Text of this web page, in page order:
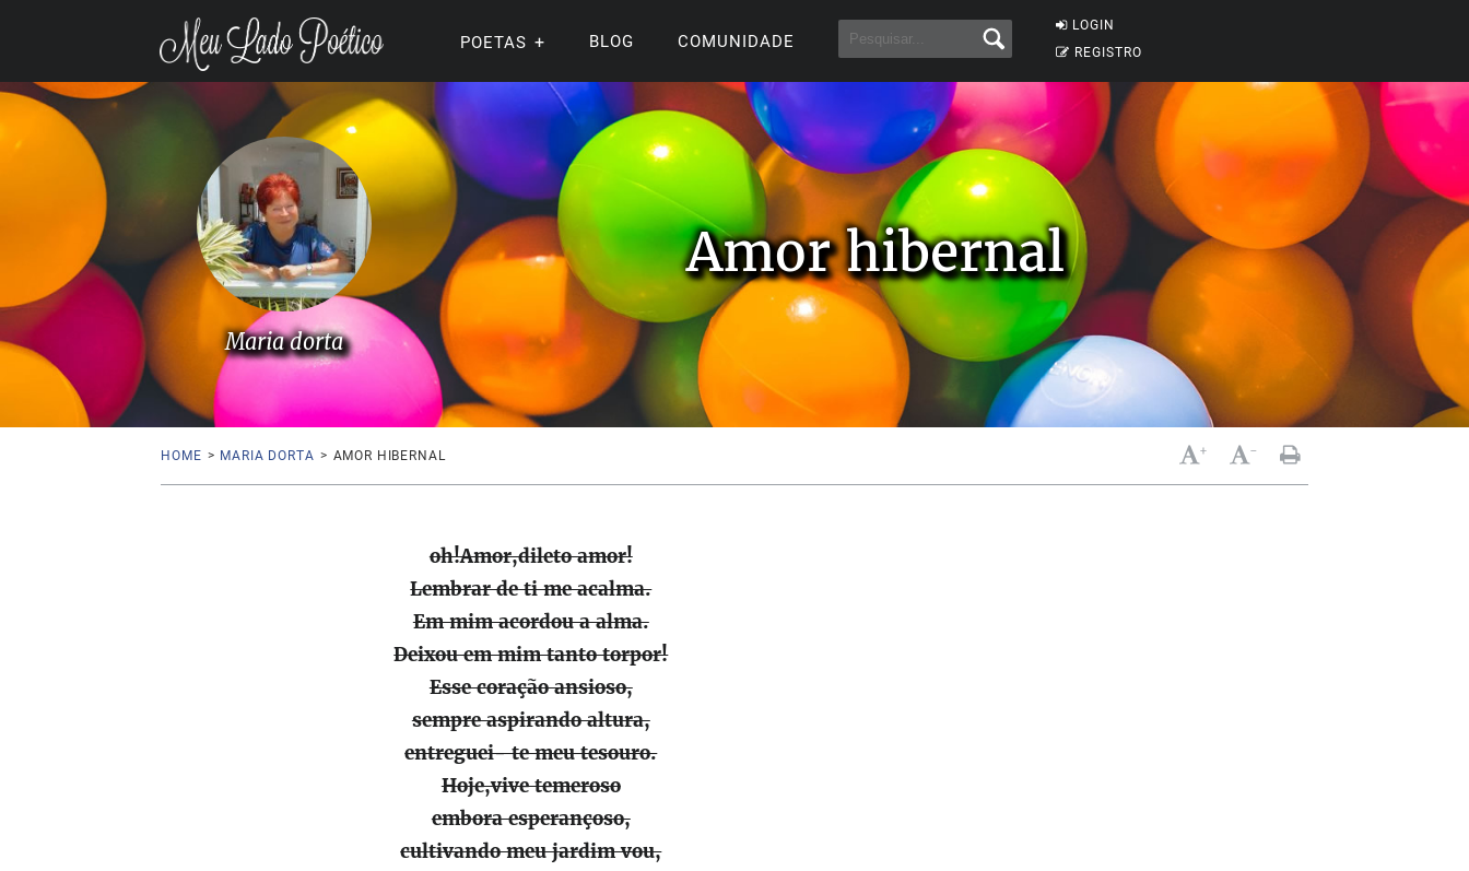
LOGIN
REGISTRO
POETAS BLOG COMUNIDADE
Amor hibernal
Maria dorta
HOME > MARIA DORTA > AMOR HIBERNAL + -
oh!Amor,dileto amor!
Lembrar de ti me acalma.
Em mim acordou a alma.
Deixou em mim tanto torpor!
Esse coração ansioso,
sempre aspirando altura,
entreguei- te meu tesouro.
Hoje,vive temeroso
embora esperançoso,
cultivando meu jardim vou,